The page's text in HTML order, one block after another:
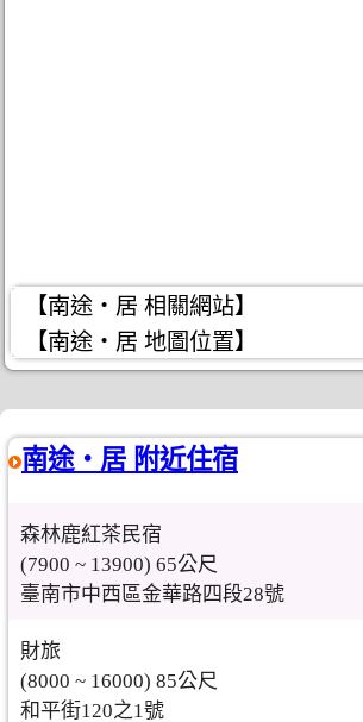
【南途‧居 相關網站】
【南途‧居 地圖位置】
南途‧居 附近住宿
森林鹿紅茶民宿
(7900 ~ 13900) 65公尺
臺南市中西區金華路四段28號
財旅
(8000 ~ 16000) 85公尺
和平街120之1號